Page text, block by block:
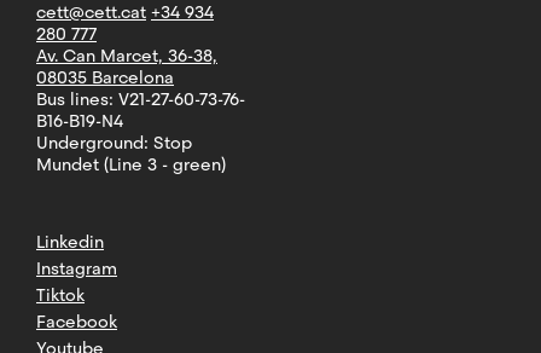
cett@cett.cat +34 934
280 777
Av. Can Marcet, 36-38,
08035 Barcelona
Bus lines: V21-27-60-73-76-
B16-B19-N4
Underground: Stop
Mundet (Line 3 - green)
Linkedin
Instagram
Tiktok
Facebook
Youtube